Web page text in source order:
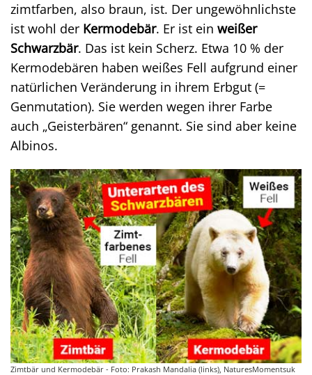
zimtfarben, also braun, ist. Der ungewöhnlichste
ist wohl der Kermodebär. Er ist ein weißer
Schwarzbär. Das ist kein Scherz. Etwa 10 % der
Kermodebären haben weißes Fell aufgrund einer
natürlichen Veränderung in ihrem Erbgut (=
Genmutation). Sie werden wegen ihrer Farbe
auch „Geisterbären“ genannt. Sie sind aber keine
Albinos.
Zimtbär und Kermodebär - Foto: Prakash Mandalia (links), NaturesMomentsuk